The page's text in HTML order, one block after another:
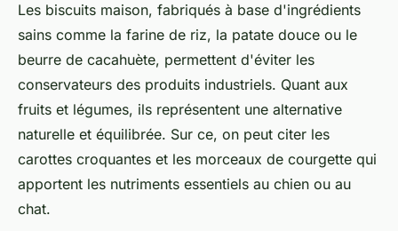
Les biscuits maison, fabriqués à base d'ingrédients
sains comme la farine de riz, la patate douce ou le
beurre de cacahuète, permettent d'éviter les
conservateurs des produits industriels. Quant aux
fruits et légumes, ils représentent une alternative
naturelle et équilibrée. Sur ce, on peut citer les
carottes croquantes et les morceaux de courgette qui
apportent les nutriments essentiels au chien ou au
chat.